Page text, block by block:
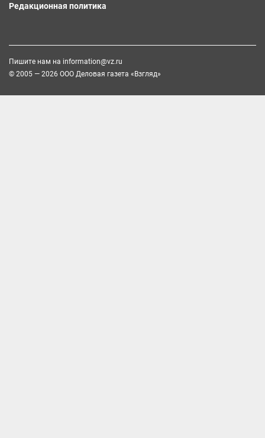
Редакционная политика
Пишите нам на information@vz.ru
© 2005 — 2026 ООО Деловая газета «Взгляд»